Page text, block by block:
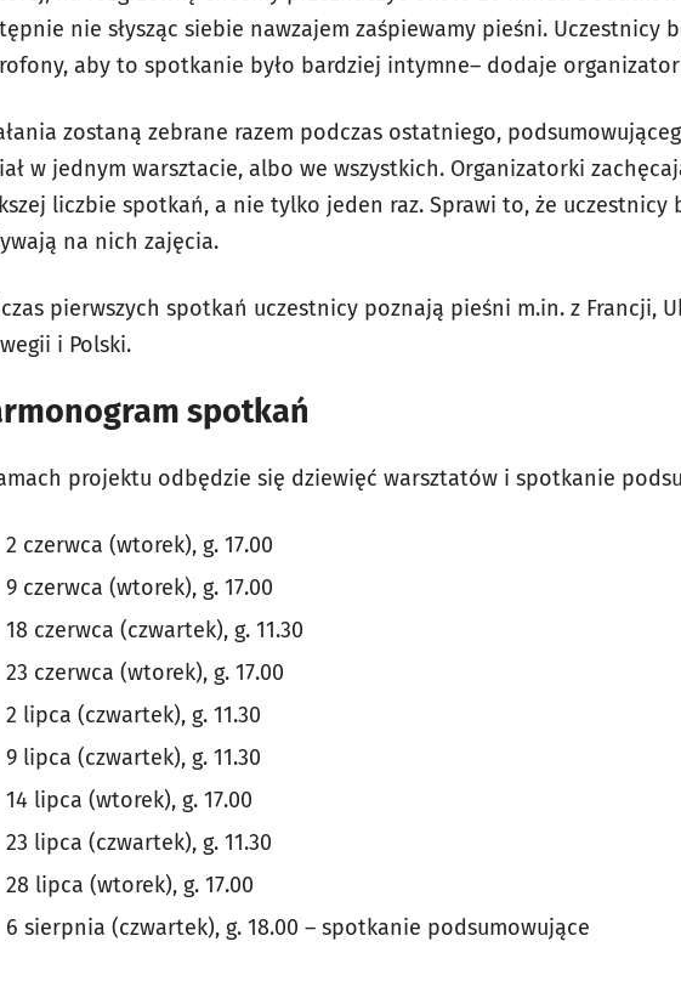
nie słysząc siebie nawzajem zaśpiewamy pieśni. Uczestnicy
aby to spotkanie było bardziej intymne– dodaje
zostaną zebrane razem podczas ostatniego,
w jednym warsztacie, albo we wszystkich. Organizatorki
liczbie spotkań, a nie tylko jeden raz. Sprawi to, że uczestnicy
na nich zajęcia.
pierwszych spotkań uczestnicy poznają pieśni m.in. z Francji,
i Polski.
spotkań
projektu odbędzie się dziewięć warsztatów i spotkanie
2 czerwca (wtorek), g. 17.00
9 czerwca (wtorek), g. 17.00
18 czerwca (czwartek), g. 11.30
23 czerwca (wtorek), g. 17.00
2 lipca (czwartek), g. 11.30
9 lipca (czwartek), g. 11.30
14 lipca (wtorek), g. 17.00
23 lipca (czwartek), g. 11.30
28 lipca (wtorek), g. 17.00
6 sierpnia (czwartek), g. 18.00 – spotkanie podsumowujące